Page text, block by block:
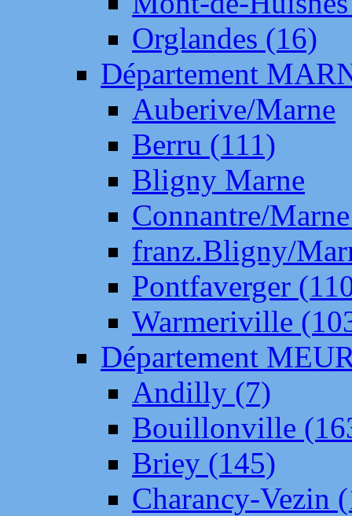
Orglandes (16)
Département
Auberive/Marne
Berru (111)
Bligny Marne
Connantre/
franz.Bligny/
Pontfaverger
Warmeriville
Département
Andilly (7)
Bouillonville
Briey (145)
Charancy-Vezin